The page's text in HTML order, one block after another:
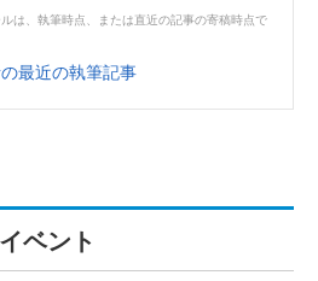
は、執筆時点、または直近の記事の寄稿時点で
最近の執筆記事
イベント